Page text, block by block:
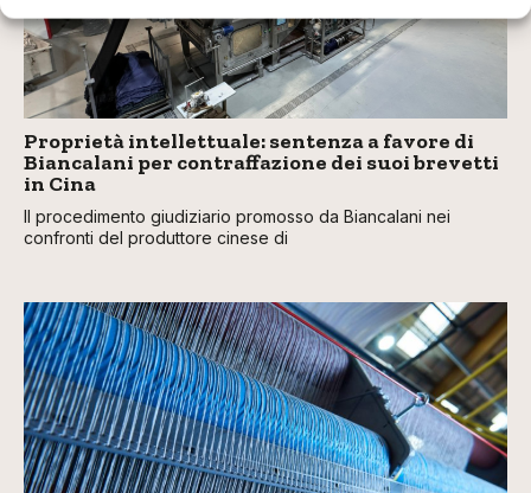
Proprietà intellettuale: sentenza a favore di
Biancalani per contraffazione dei suoi brevetti
in Cina
Il procedimento giudiziario promosso da Biancalani nei
confronti del produttore cinese di